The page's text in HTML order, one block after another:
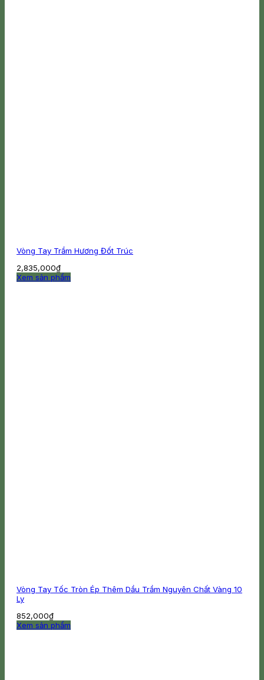
Vòng Tay Trầm Hương Đốt Trúc
2,835,000₫
Xem sản phẩm
Vòng Tay Tốc Tròn Ép Thêm Dầu Trầm Nguyên Chất Vàng 10
Ly
852,000₫
Xem sản phẩm